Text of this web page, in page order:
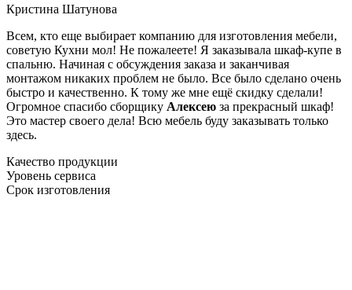
Кристина Шатунова
Всем, кто еще выбирает компанию для изготовления мебели,
советую Кухни мол! Не пожалеете! Я заказывала шкаф-купе в
спальню. Начиная с обсуждения заказа и заканчивая
монтажом никаких проблем не было. Все было сделано очень
быстро и качественно. К тому же мне ещё скидку сделали!
Огромное спасибо сборщику Алексею за прекрасный шкаф!
Это мастер своего дела! Всю мебель буду заказывать только
здесь.
Качество продукции
Уровень сервиса
Срок изготовления